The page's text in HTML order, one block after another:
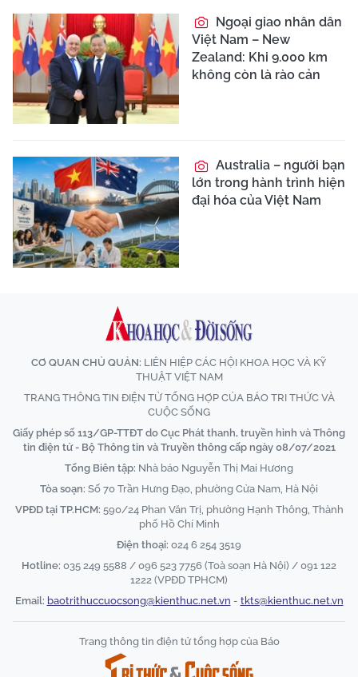
Ngoại giao nhân dân
Việt Nam – New
Zealand: Khi 9.000 km
không còn là rào cản
Australia – người bạn
lớn trong hành trình hiện
đại hóa của Việt Nam
CƠ QUAN CHỦ QUẢN: LIÊN HIỆP CÁC HỘI KHOA HỌC VÀ KỸ
THUẬT VIỆT NAM
TRANG THÔNG TIN ĐIỆN TỬ TỔNG HỢP CỦA BÁO TRI THỨC VÀ
CUỘC SỐNG
Giấy phép số 113/GP-TTĐT do Cục Phát thanh, truyền hình và Thông
tin điện tử - Bộ Thông tin và Truyền thông cấp ngày 08/07/2021
Tổng Biên tập: Nhà báo Nguyễn Thị Mai Hương
Tòa soạn: Số 70 Trần Hưng Đạo, phường Cửa Nam, Hà Nội
VPĐD tại TP.HCM: 590/24 Phan Văn Trị, phường Hạnh Thông, Thành
phố Hồ Chí Minh
Điện thoại: 024 6 254 3519
Hotline: 035 249 5588 / 096 523 7756 (Toà soạn Hà Nội) / 091 122
1222 (VPĐD TPHCM)
Email: baotrithuccuocsong@kienthuc.net.vn - tkts@kienthuc.net.vn
Trang thông tin điện tử tổng hợp của Báo